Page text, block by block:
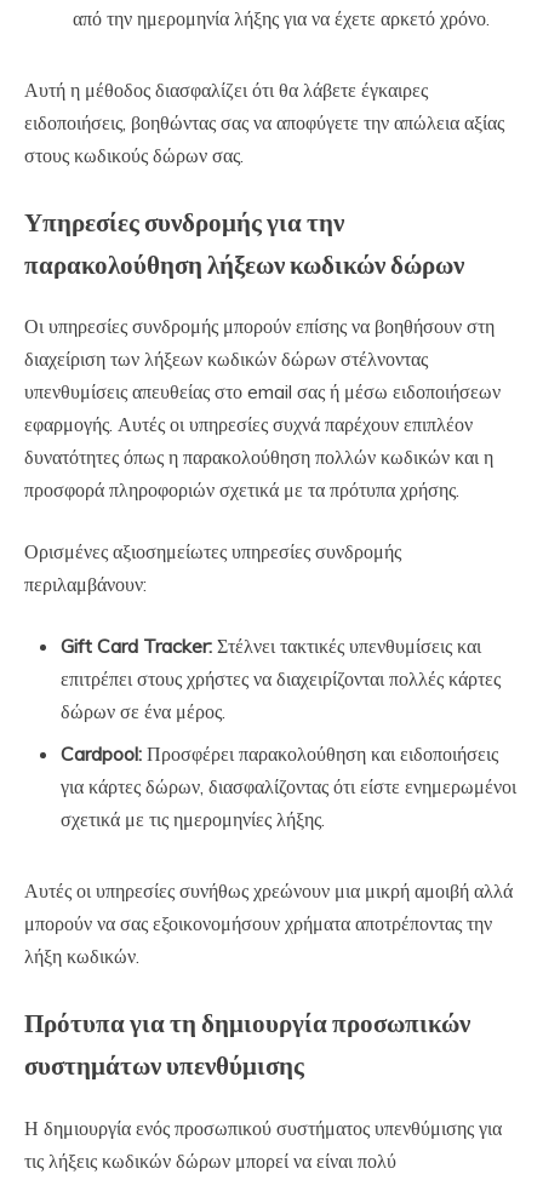
από την ημερομηνία λήξης για να έχετε αρκετό χρόνο.
Αυτή η μέθοδος διασφαλίζει ότι θα λάβετε έγκαιρες
ειδοποιήσεις, βοηθώντας σας να αποφύγετε την απώλεια αξίας
στους κωδικούς δώρων σας.
Υπηρεσίες συνδρομής για την
παρακολούθηση λήξεων κωδικών δώρων
Οι υπηρεσίες συνδρομής μπορούν επίσης να βοηθήσουν στη
διαχείριση των λήξεων κωδικών δώρων στέλνοντας
υπενθυμίσεις απευθείας στο email σας ή μέσω ειδοποιήσεων
εφαρμογής. Αυτές οι υπηρεσίες συχνά παρέχουν επιπλέον
δυνατότητες όπως η παρακολούθηση πολλών κωδικών και η
προσφορά πληροφοριών σχετικά με τα πρότυπα χρήσης.
Ορισμένες αξιοσημείωτες υπηρεσίες συνδρομής
περιλαμβάνουν:
Gift Card Tracker: Στέλνει τακτικές υπενθυμίσεις και
επιτρέπει στους χρήστες να διαχειρίζονται πολλές κάρτες
δώρων σε ένα μέρος.
Cardpool: Προσφέρει παρακολούθηση και ειδοποιήσεις
για κάρτες δώρων, διασφαλίζοντας ότι είστε ενημερωμένοι
σχετικά με τις ημερομηνίες λήξης.
Αυτές οι υπηρεσίες συνήθως χρεώνουν μια μικρή αμοιβή αλλά
μπορούν να σας εξοικονομήσουν χρήματα αποτρέποντας την
λήξη κωδικών.
Πρότυπα για τη δημιουργία προσωπικών
συστημάτων υπενθύμισης
Η δημιουργία ενός προσωπικού συστήματος υπενθύμισης για
τις λήξεις κωδικών δώρων μπορεί να είναι πολύ